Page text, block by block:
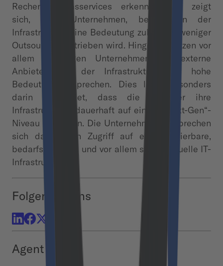
Rechenzentrumsservices erkennbar. So zeigt
sich, dass Unternehmen, bei denen der
Infrastruktur keine Bedeutung zukommt, weniger
Outsourcing betrieben wird. Hingegen setzen vor
allem diejenigen Unternehmen auf externe
Anbieter, die der Infrastruktur eine hohe
Bedeutung zusprechen. Dies liegt besonders
darin begründet, dass die Anbieter ihre
Infrastrukturen dauerhaft auf einem „Next-Gen“-
Niveau betreiben. Die Unternehmen versprechen
sich davon den Zugriff auf eine skalierbare,
bedarfsgerechte und vor allem stetig aktuelle IT-
Infrastruktur.
Folgen Sie uns
Agent Hub